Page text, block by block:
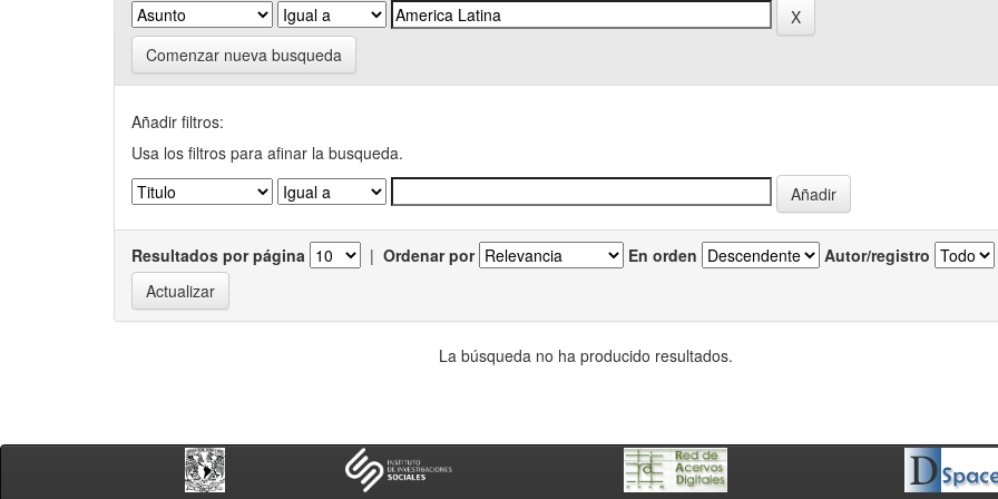
Comenzar nueva busqueda
Añadir filtros:
Usa los filtros para afinar la busqueda.
Resultados por página | Ordenar por En orden Autor/registro
La búsqueda no ha producido resultados.